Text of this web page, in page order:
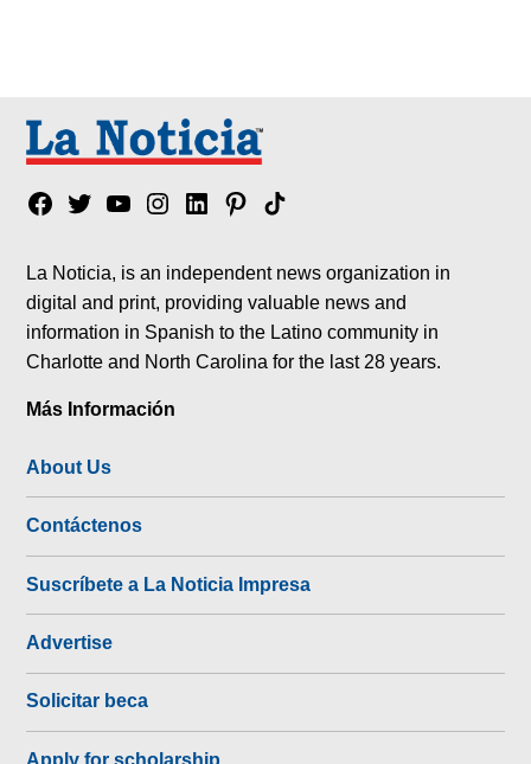
Facebook
TwitterYouTubeInstagram
LinkedinPinterest
Tik
La Noticia, is an independent news organization in
digital and print, providing valuable news and
information in Spanish to the Latino community in
Charlotte and North Carolina for the last 28 years.
Más Información
About Us
Contáctenos
Suscríbete a La Noticia Impresa
Advertise
Solicitar beca
Apply for scholarship